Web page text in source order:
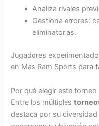
Analiza rivales
Gestiona errores:
eliminatorias.
Jugadores
en Mas Ram Sports para
Por qué elegir este torneo
Entre los múltiples
destaca por su